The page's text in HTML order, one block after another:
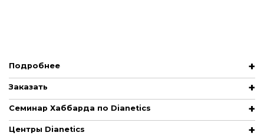
Подробнее
Заказать
Семинар Хаббарда по Dianetics
Центры Dianetics